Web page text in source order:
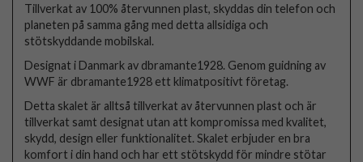
Tillverkat av 100% återvunnen plast, skyddas din telefon och
planeten på samma gång med detta allsidiga och
stötskyddande mobilskal.
Designat i Danmark av dbramante1928. Genom guidning av
WWF är dbramante1928 ett klimatpositivt företag.
Detta skalet är alltså tillverkat av återvunnen plast och är
tillverkat samt designat utan att kompromissa med kvalitet,
skydd, design eller funktionalitet. Skalet erbjuder en bra
komfort i din hand och har ett stötskydd för mindre stötar